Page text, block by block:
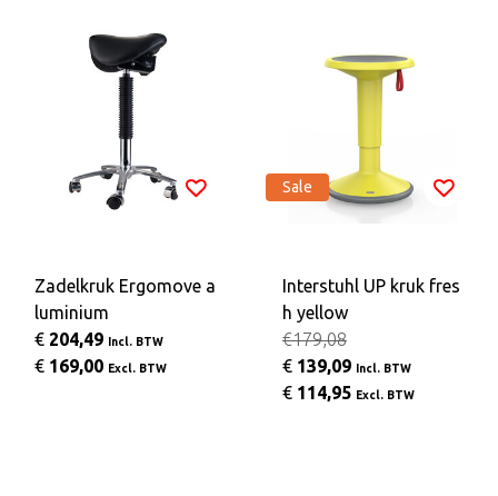
Zadelkruk Ergomove a
luminium
€ 204,49 Incl. BTW
€ 169,00 Excl. BTW
Sale
Interstuhl UP kruk fres
h yellow
€179,08
€ 139,09 Incl. BTW
€ 114,95 Excl. BTW